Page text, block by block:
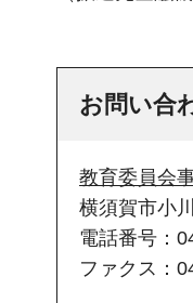
お問い合
教育委員会
横須賀市小
電話番号：
ファクス：